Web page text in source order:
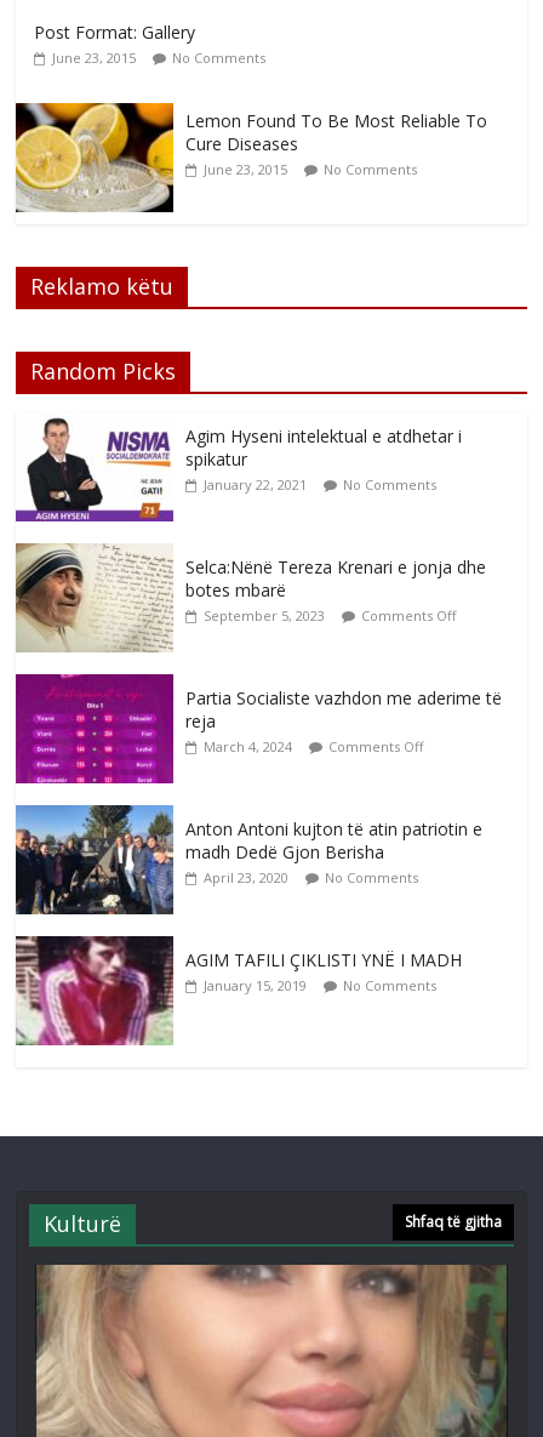
Post Format: Gallery
June 23, 2015 No Comments
Lemon Found To Be Most Reliable To
Cure Diseases
June 23, 2015 No Comments
Reklamo këtu
Random Picks
Agim Hyseni intelektual e atdhetar i
spikatur
January 22, 2021 No Comments
Selca:Nënë Tereza Krenari e jonja dhe
botes mbarë
September 5, 2023 Comments Off
Partia Socialiste vazhdon me aderime të
reja
March 4, 2024 Comments Off
Anton Antoni kujton të atin patriotin e
madh Dedë Gjon Berisha
April 23, 2020 No Comments
AGIM TAFILI ÇIKLISTI YNË I MADH
January 15, 2019 No Comments
Kulturë Shfaq të gjitha